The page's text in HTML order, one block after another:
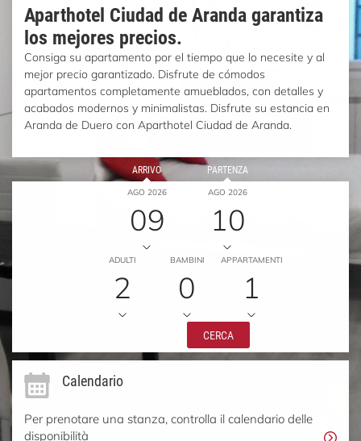
Aparthotel Ciudad de Aranda garantiza
los mejores precios.
Consiga su apartamento por el tiempo que lo necesite y al
mejor precio garantizado. Disfrute de cómodos
apartamentos completamente amueblados, con detalles y
acabados modernos y minimalistas. Disfrute su estancia en
Aranda de Duero con Aparthotel Ciudad de Aranda.
ARRIVO
AGO 2026
09
PARTENZA
AGO 2026
10
ADULTI
2
BAMBINI
0
APPARTAMENTI
1
CERCA
Calendario
Per prenotare una stanza, controlla il calendario delle
disponibilità